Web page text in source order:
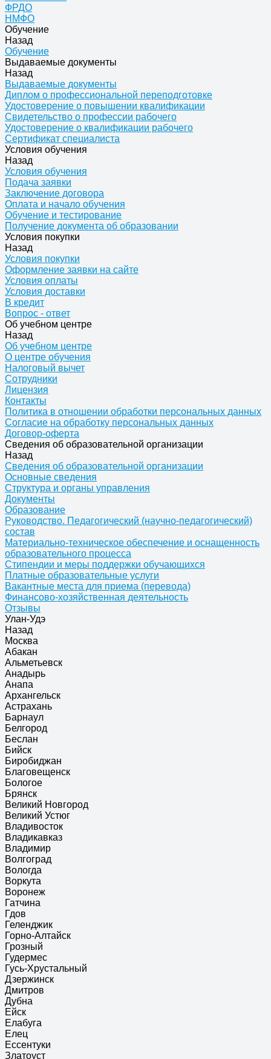
ФРДО
НМФО
Обучение
Назад
Обучение
Выдаваемые документы
Назад
Выдаваемые документы
Диплом о профессиональной переподготовке
Удостоверение о повышении квалификации
Свидетельство о профессии рабочего
Удостоверение о квалификации рабочего
Сертификат специалиста
Условия обучения
Назад
Условия обучения
Подача заявки
Заключение договора
Оплата и начало обучения
Обучение и тестирование
Получение документа об образовании
Условия покупки
Назад
Условия покупки
Оформление заявки на сайте
Условия оплаты
Условия доставки
В кредит
Вопрос - ответ
Об учебном центре
Назад
Об учебном центре
О центре обучения
Налоговый вычет
Сотрудники
Лицензия
Контакты
Политика в отношении обработки персональных данных
Согласие на обработку персональных данных
Договор-оферта
Сведения об образовательной организации
Назад
Сведения об образовательной организации
Основные сведения
Структура и органы управления
Документы
Образование
Руководство. Педагогический (научно-педагогический)
состав
Материально-техническое обеспечение и оснащенность
образовательного процесса
Стипендии и меры поддержки обучающихся
Платные образовательные услуги
Вакантные места для приема (перевода)
Финансово-хозяйственная деятельность
Отзывы
Улан-Удэ
Назад
Москва
Абакан
Альметьевск
Анадырь
Анапа
Архангельск
Астрахань
Барнаул
Белгород
Беслан
Бийск
Биробиджан
Благовещенск
Бологое
Брянск
Великий Новгород
Великий Устюг
Владивосток
Владикавказ
Владимир
Волгоград
Вологда
Воркута
Воронеж
Гатчина
Гдов
Геленджик
Горно-Алтайск
Грозный
Гудермес
Гусь-Хрустальный
Дзержинск
Дмитров
Дубна
Ейск
Елабуга
Елец
Ессентуки
Златоуст